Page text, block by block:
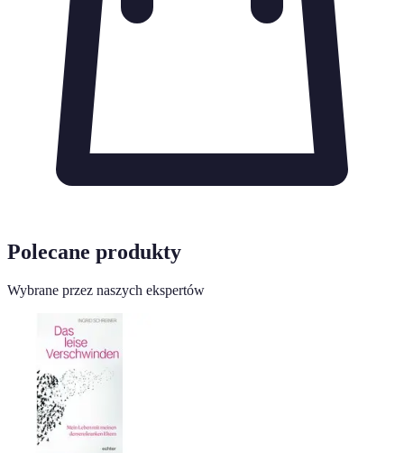
Polecane produkty
Wybrane przez naszych ekspertów